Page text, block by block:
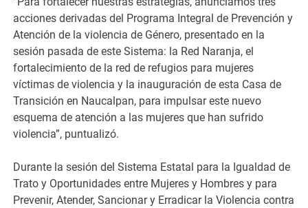
acciones derivadas del Programa Integral de Prevención y
Atención de la violencia de Género, presentado en la
sesión pasada de este Sistema: la Red Naranja, el
fortalecimiento de la red de refugios para mujeres
víctimas de violencia y la inauguración de esta Casa de
Transición en Naucalpan, para impulsar este nuevo
esquema de atención a las mujeres que han sufrido
violencia”, puntualizó.
Durante la sesión del Sistema Estatal para la Igualdad de
Trato y Oportunidades entre Mujeres y Hombres y para
Prevenir, Atender, Sancionar y Erradicar la Violencia contra